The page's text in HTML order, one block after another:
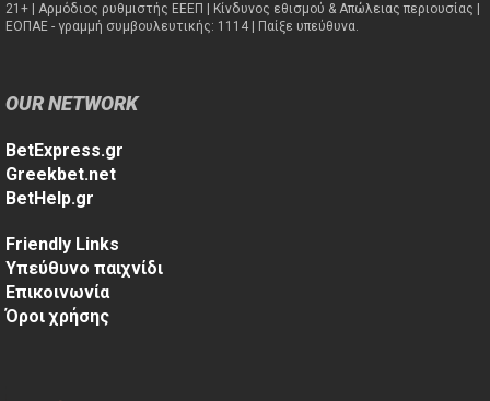
21+ | Αρμόδιος ρυθμιστής ΕΕΕΠ | Κίνδυνος εθισμού & Απώλειας περιουσίας |
ΕΟΠΑΕ - γραμμή συμβουλευτικής: 1114 | Παίξε υπεύθυνα.
OUR NETWORK
BetExpress.gr
Greekbet.net
BetHelp.gr
Friendly Links
Υπεύθυνο παιχνίδι
Επικοινωνία
Όροι χρήσης